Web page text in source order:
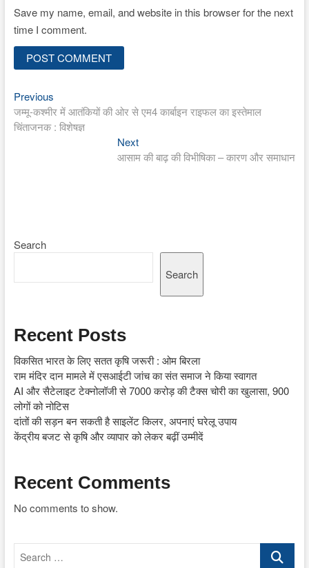
Save my name, email, and website in this browser for the next
time I comment.
Post
navigation
PreviousPrevious
post:
जम्मू-कश्मीर में आतंकियों की ओर से एम4 कार्बाइन राइफल का इस्तेमाल
चिंताजनक : विशेषज्ञ
NextNext
post:
आसाम की बाढ़ की विभीषिका – कारण और समाधान
Search
Search
Recent Posts
विकसित भारत के लिए सतत कृषि जरूरी : ओम बिरला
राम मंदिर दान मामले में एसआईटी जांच का संत समाज ने किया स्वागत
AI और सैटेलाइट टेक्नोलॉजी से 7000 करोड़ की टैक्स चोरी का खुलासा, 900
लोगों को नोटिस
दांतों की सड़न बन सकती है साइलेंट किलर, अपनाएं घरेलू उपाय
केंद्रीय बजट से कृषि और व्यापार को लेकर बढ़ीं उम्मीदें
Recent Comments
No comments to show.
Search